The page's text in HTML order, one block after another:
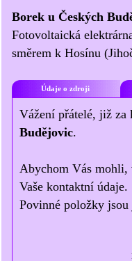
Borek u Českých
Fotovoltaická
směrem k Hosínu
Údaje o zdroji
Vážení přátelé, již
Budějovic.
Abychom Vás mohli,
Vaše kontaktní údaje.
Povinné položky